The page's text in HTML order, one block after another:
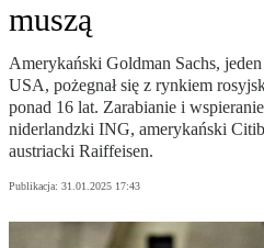
muszą
Amerykański Goldman Sachs,
USA, pożegnał się z rynkiem
ponad 16 lat. Zarabianie i
niderlandzki ING, amerykański
austriacki Raiffeisen.
Publikacja: 31.01.2025 17:43